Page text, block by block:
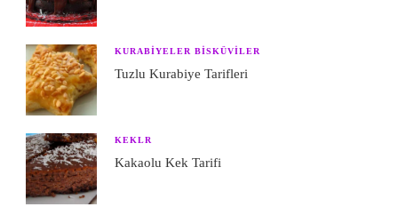
KURABIYELER BISKÜVILER
Tuzlu Kurabiye Tarifleri
KEKLR
Kakaolu Kek Tarifi